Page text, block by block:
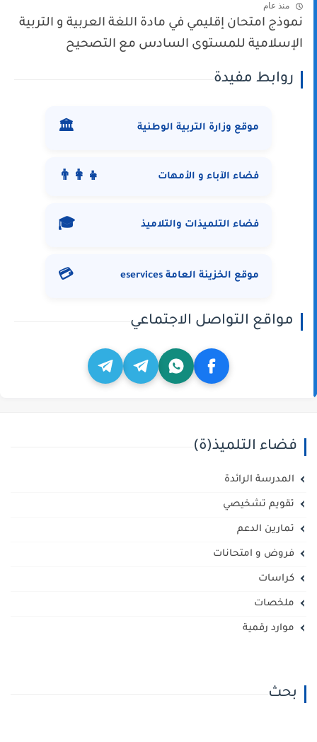
منذ عام
نموذج امتحان إقليمي في مادة اللغة العربية و التربية
الإسلامية للمستوى السادس مع التصحيح
روابط مفيدة
موقع وزارة التربية الوطنية 🏛️
فضاء الآباء و الأمهات 👨‍👩‍👧
فضاء التلميذات والتلاميذ 🎓
موقع الخزينة العامة eservices 💳
مواقع التواصل الاجتماعي
فضاء التلميذ(ة)
المدرسة الرائدة
تقويم تشخيصي
تمارين الدعم
فروض و امتحانات
كراسات
ملخصات
موارد رقمية
بحث